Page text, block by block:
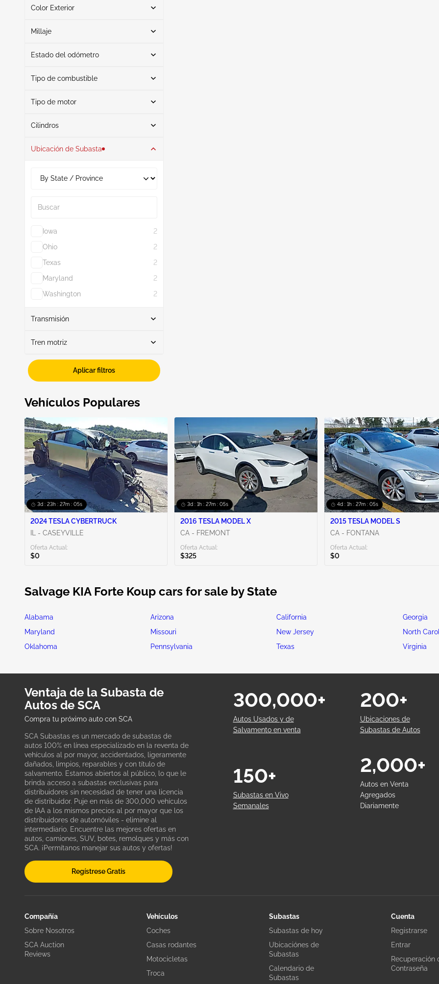
Riesgo biológico
1
Cupé 2
Color Exterior
Blanco
1
Millaje
Estado del odómetro
Real
1
Tipo de combustible
Gasolina 2
Tipo de motor
Cilindros
4 2
Ubicación de Subasta
Iowa
2
Ohio
2
Texas
2
Maryland
2
Washington
2
Mostrar más
Transmisión
Automático 2
Tren motriz
Aplicar filtros
Vehículos Populares
3d : 23h : 27m : 04s
2024 TESLA CYBERTRUCK
IL - CASEYVILLE
Oferta Actual:
$0
3d : 1h : 27m : 04s
2016 TESLA MODEL X
CA - FREMONT
Oferta Actual:
$325
4d : 1h : 27m : 04s
2015 TESLA MODEL S
CA - FONTANA
Oferta Actual:
$0
Salvage KIA Forte Koup cars for sale by State
Alabama Arizona California Georgia
Maryland
Missouri New Jersey North
Oklahoma
Pennsylvania Texas Virginia
Ventaja de la Subasta de
Autos de SCA
Compra tu próximo auto con SCA
SCA Subastas es un mercado de subastas de
autos 100% en línea especializado en la reventa de
vehículos al por mayor, accidentados, ligeramente
dañados, limpios, reparables y con título de
salvamento. Estamos abiertos al público, lo que le
brinda acceso a subastas exclusivas para
distribuidores sin necesidad de tener una licencia
de distribuidor. Puje en más de 300,000 vehículos
de IAA a los mismos precios al por mayor que los
distribuidores de automóviles - elimine al
intermediario. Encuentre las mejores ofertas en
autos, camiones, SUV, botes, remolques y más con
SCA. ¡Permítanos manejar sus autos y ofertas!
Regístrese Gratis
Autos Usados y de
Salvamento en venta
300,000+
Ubicaciones de
Subastas de Autos
200+
Subastas en Vivo
Semanales
150+
Autos en Venta
Agregados
Diariamente
2,000+
Compañía
Sobre Nosotros
SCA Auction
Reviews
Vehículos
Coches
Casas rodantes
Motocicletas
Troca
Subastas
Subastas de hoy
Ubicaciónes de
Subastas
Calendario de
Subastas
Cuenta
Registrarse
Entrar
Recuperación
Contraseña